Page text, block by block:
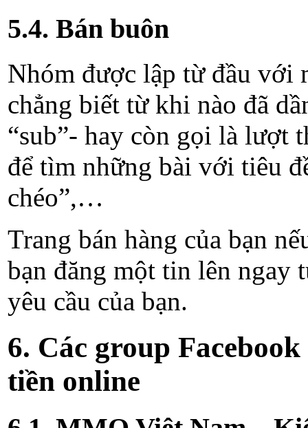
5.4. Bán buôn
Nhóm được lập từ đầu với
chẳng biết từ khi nào đã
“sub”- hay còn gọi là lượt
để tìm những bài với tiêu
chéo”,…
Trang bán hàng của bạn
bạn đăng một tin lên ngay
yêu cầu của bạn.
6. Các group
tiền online